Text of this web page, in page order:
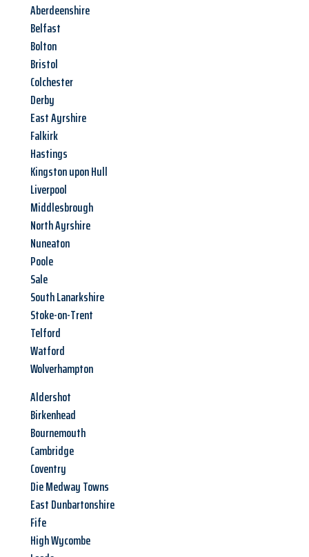
Aberdeenshire
Belfast
Bolton
Bristol
Colchester
Derby
East Ayrshire
Falkirk
Hastings
Kingston upon Hull
Liverpool
Middlesbrough
North Ayrshire
Nuneaton
Poole
Sale
South Lanarkshire
Stoke-on-Trent
Telford
Watford
Wolverhampton
Aldershot
Birkenhead
Bournemouth
Cambridge
Coventry
Die Medway Towns
East Dunbartonshire
Fife
High Wycombe